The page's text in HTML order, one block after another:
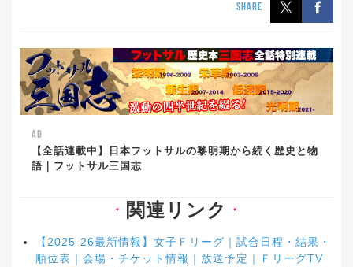
SHARE
AD
【全話連載中】日本フットサルの黎明期から続く歴史と物
語｜フットサル三国志
▼ 関連リンク ▼
【2025-26最新情報】女子Ｆリーグ｜試合日程・結果・
順位表｜会場・チケット情報｜放送予定｜ＦリーグTV